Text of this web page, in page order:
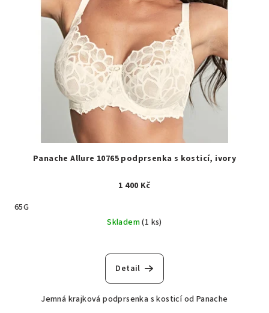
Panache Allure 10765 podprsenka s kosticí, ivory
1 400 Kč
65G
Skladem(1 ks)
Detail
Jemná krajková podprsenka s kosticí od Panache